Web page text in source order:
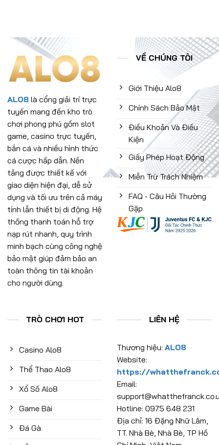
Đại
Dương
Hấp
Dẫn
–
Sòng
Bài
Trực
Cao
Đầy
Tính
ALO8 là cổng giải trí trực
tuyến mang đến kho trò
chơi phong phú gồm slot
game, casino trực tuyến,
bắn cá và nhiều hình thức
cá cược hấp dẫn. Nền
tảng được thiết kế với
giao diện hiện đại, dễ sử
dụng và tối ưu trên cả máy
tính lẫn thiết bị di động. Hệ
thống thanh toán hỗ trợ
nạp rút nhanh, quy trình
minh bạch cùng công nghệ
bảo mật giúp đảm bảo an
toàn thông tin tài khoản
cho người dùng.
VỀ CHÚNG TÔI
Giới Thiệu Alo8
Chính Sách Bảo Mật
Điều Khoản Và Điều
Kiện
Giấy Phép Hoạt Động
Miễn Trừ Trách Nhiệm
FAQ - Câu Hỏi Thường
Gặp
TRÒ CHƠI HOT
Casino Alo8
Thể Thao Alo8
Xổ Số Alo8
Game Bài
Đá Gà
LIÊN HỆ
Thương hiệu: ALO8
Website:
https://
Email:
Hotline: 0975 648 231
Địa chỉ: 16 Đặng Nhữ Lâm,
TT. Nhà Bè, Nhà Bè, TP Hồ